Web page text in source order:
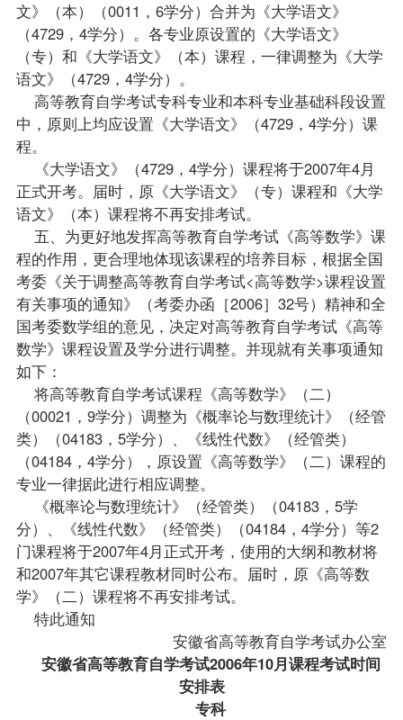
文》（本）（0011，6学分）合并为《大学语文》
（4729，4学分）。各专业原设置的《大学语文》
（专）和《大学语文》（本）课程，一律调整为《大学
语文》（4729，4学分）。
高等教育自学考试专科专业和本科专业基础科段设置
中，原则上均应设置《大学语文》（4729，4学分）课
程。
《大学语文》（4729，4学分）课程将于2007年4月
正式开考。届时，原《大学语文》（专）课程和《大学
语文》（本）课程将不再安排考试。
五、为更好地发挥高等教育自学考试《高等数学》课
程的作用，更合理地体现该课程的培养目标，根据全国
考委《关于调整高等教育自学考试<高等数学>课程设置
有关事项的通知》（考委办函［2006］32号）精神和全
国考委数学组的意见，决定对高等教育自学考试《高等
数学》课程设置及学分进行调整。并现就有关事项通知
如下：
将高等教育自学考试课程《高等数学》（二）
（00021，9学分）调整为《概率论与数理统计》（经管
类）（04183，5学分）、《线性代数》（经管类）
（04184，4学分），原设置《高等数学》（二）课程的
专业一律据此进行相应调整。
《概率论与数理统计》（经管类）（04183，5学
分）、《线性代数》（经管类）（04184，4学分）等2
门课程将于2007年4月正式开考，使用的大纲和教材将
和2007年其它课程教材同时公布。届时，原《高等数
学》（二）课程将不再安排考试。
特此通知
安徽省高等教育自学考试办公室
安徽省高等教育自学考试2006年10月课程考试时间
安排表
专科